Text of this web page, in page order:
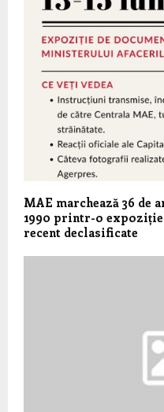
MAE marchează 36 de
1990 printr-o
recent declasificate